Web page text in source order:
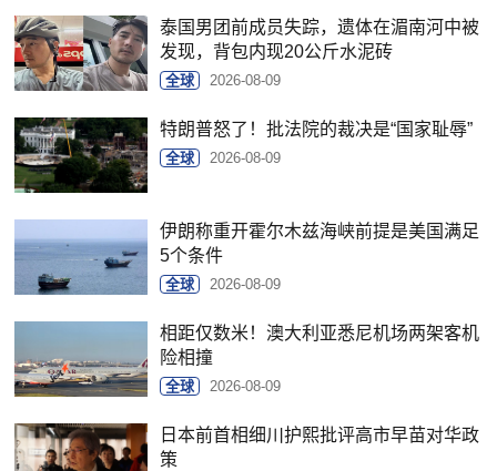
泰国男团前成员失踪，遗体在湄南河中被
发现，背包内现20公斤水泥砖
全球 2026-08-09
特朗普怒了！批法院的裁决是“国家耻辱”
全球 2026-08-09
伊朗称重开霍尔木兹海峡前提是美国满足
5个条件
全球 2026-08-09
相距仅数米！澳大利亚悉尼机场两架客机
险相撞
全球 2026-08-09
日本前首相细川护熙批评高市早苗对华政
策